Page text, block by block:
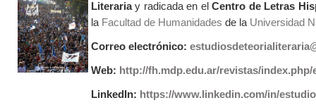
Literariay radicada en elCentro de Letras
la Facultad de Humanidades de laUniversidad
Correo electrónico:
Web: http://fh.mdp.edu.ar/revistas/index.php/
LinkedIn: https://www.linkedin.com/in/